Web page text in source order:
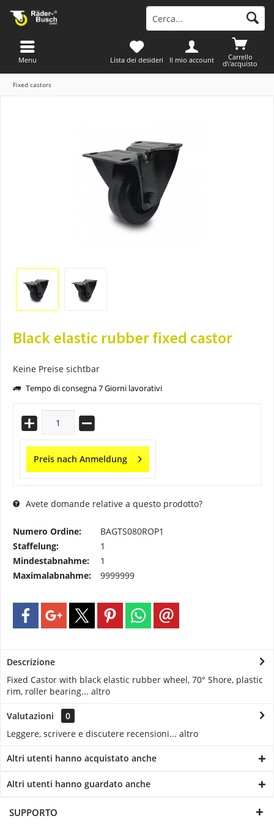
Carrello
d\'acquisto
Lista dei desideri Il mio account
Menu
Fixed castors
Black elastic rubber fixed castor
Keine Preise sichtbar
Tempo di consegna 7 Giorni lavorativi
Preis nach Anmeldung
Avete domande relative a questo prodotto?
Numero Ordine:
BAGTS080ROP1
Staffelung:
1
Mindestabnahme:
1
Maximalabnahme:
9999999
Descrizione
Fixed Castor with black elastic rubber wheel, 70° Shore, plastic
rim, roller bearing... altro
Valutazioni
0
Leggere, scrivere e discutere recensioni... altro
Altri utenti hanno acquistato anche
Altri utenti hanno guardato anche
SUPPORTO